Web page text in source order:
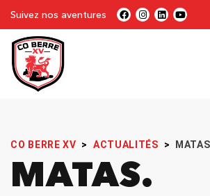
Suivez nos aventures
CO BERRE XV > ACTUALITÉS > MATAS
MATAS